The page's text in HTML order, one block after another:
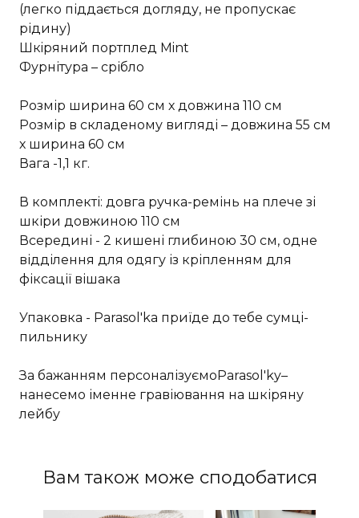
(легко піддається догляду, не пропускає
рідину)
Шкiряний портплед Mint
Фурнітура – срібло
Розмір ширина 60 см х довжина 110 см
Розмір в складеному вигляді – довжина 55 см
х ширина 60 см
Вага -1,1 кг.
В комплекті: довга ручка-ремінь на плече зі
шкіри довжиною 110 см
Всередині - 2 кишені глибиною 30 см, одне
відділення для одягу із кріпленням для
фіксації вішака
Упаковка - Parasol'ka приїде до тебе сумці-
пильнику
За бажанням персоналізуємоParasol'ky–
нанесемо іменне гравіювання на шкіряну
лейбу
Вам також може сподобатися